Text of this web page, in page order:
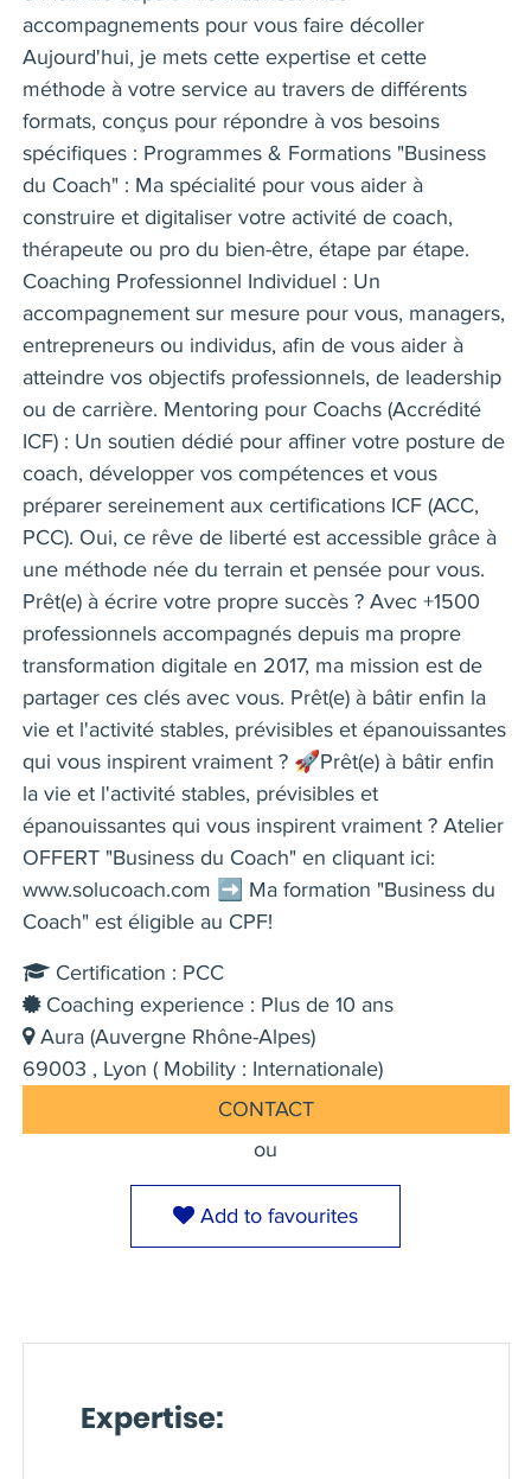
accompagnements pour vous faire décoller
Aujourd'hui, je mets cette expertise et cette
méthode à votre service au travers de différents
formats, conçus pour répondre à vos besoins
spécifiques : Programmes & Formations "Business
du Coach" : Ma spécialité pour vous aider à
construire et digitaliser votre activité de coach,
thérapeute ou pro du bien-être, étape par étape.
Coaching Professionnel Individuel : Un
accompagnement sur mesure pour vous, managers,
entrepreneurs ou individus, afin de vous aider à
atteindre vos objectifs professionnels, de leadership
ou de carrière. Mentoring pour Coachs (Accrédité
ICF) : Un soutien dédié pour affiner votre posture de
coach, développer vos compétences et vous
préparer sereinement aux certifications ICF (ACC,
PCC). Oui, ce rêve de liberté est accessible grâce à
une méthode née du terrain et pensée pour vous.
Prêt(e) à écrire votre propre succès ? Avec +1500
professionnels accompagnés depuis ma propre
transformation digitale en 2017, ma mission est de
partager ces clés avec vous. Prêt(e) à bâtir enfin la
vie et l'activité stables, prévisibles et épanouissantes
qui vous inspirent vraiment ? 🚀Prêt(e) à bâtir enfin
la vie et l'activité stables, prévisibles et
épanouissantes qui vous inspirent vraiment ? Atelier
OFFERT "Business du Coach" en cliquant ici:
www.solucoach.com ➡️ Ma formation "Business du
Coach" est éligible au CPF!
Certification : PCC
Coaching experience : Plus de 10 ans
Aura (Auvergne Rhône-Alpes)
69003 , Lyon ( Mobility : Internationale)
CONTACT
ou
Add to favourites
Expertise: